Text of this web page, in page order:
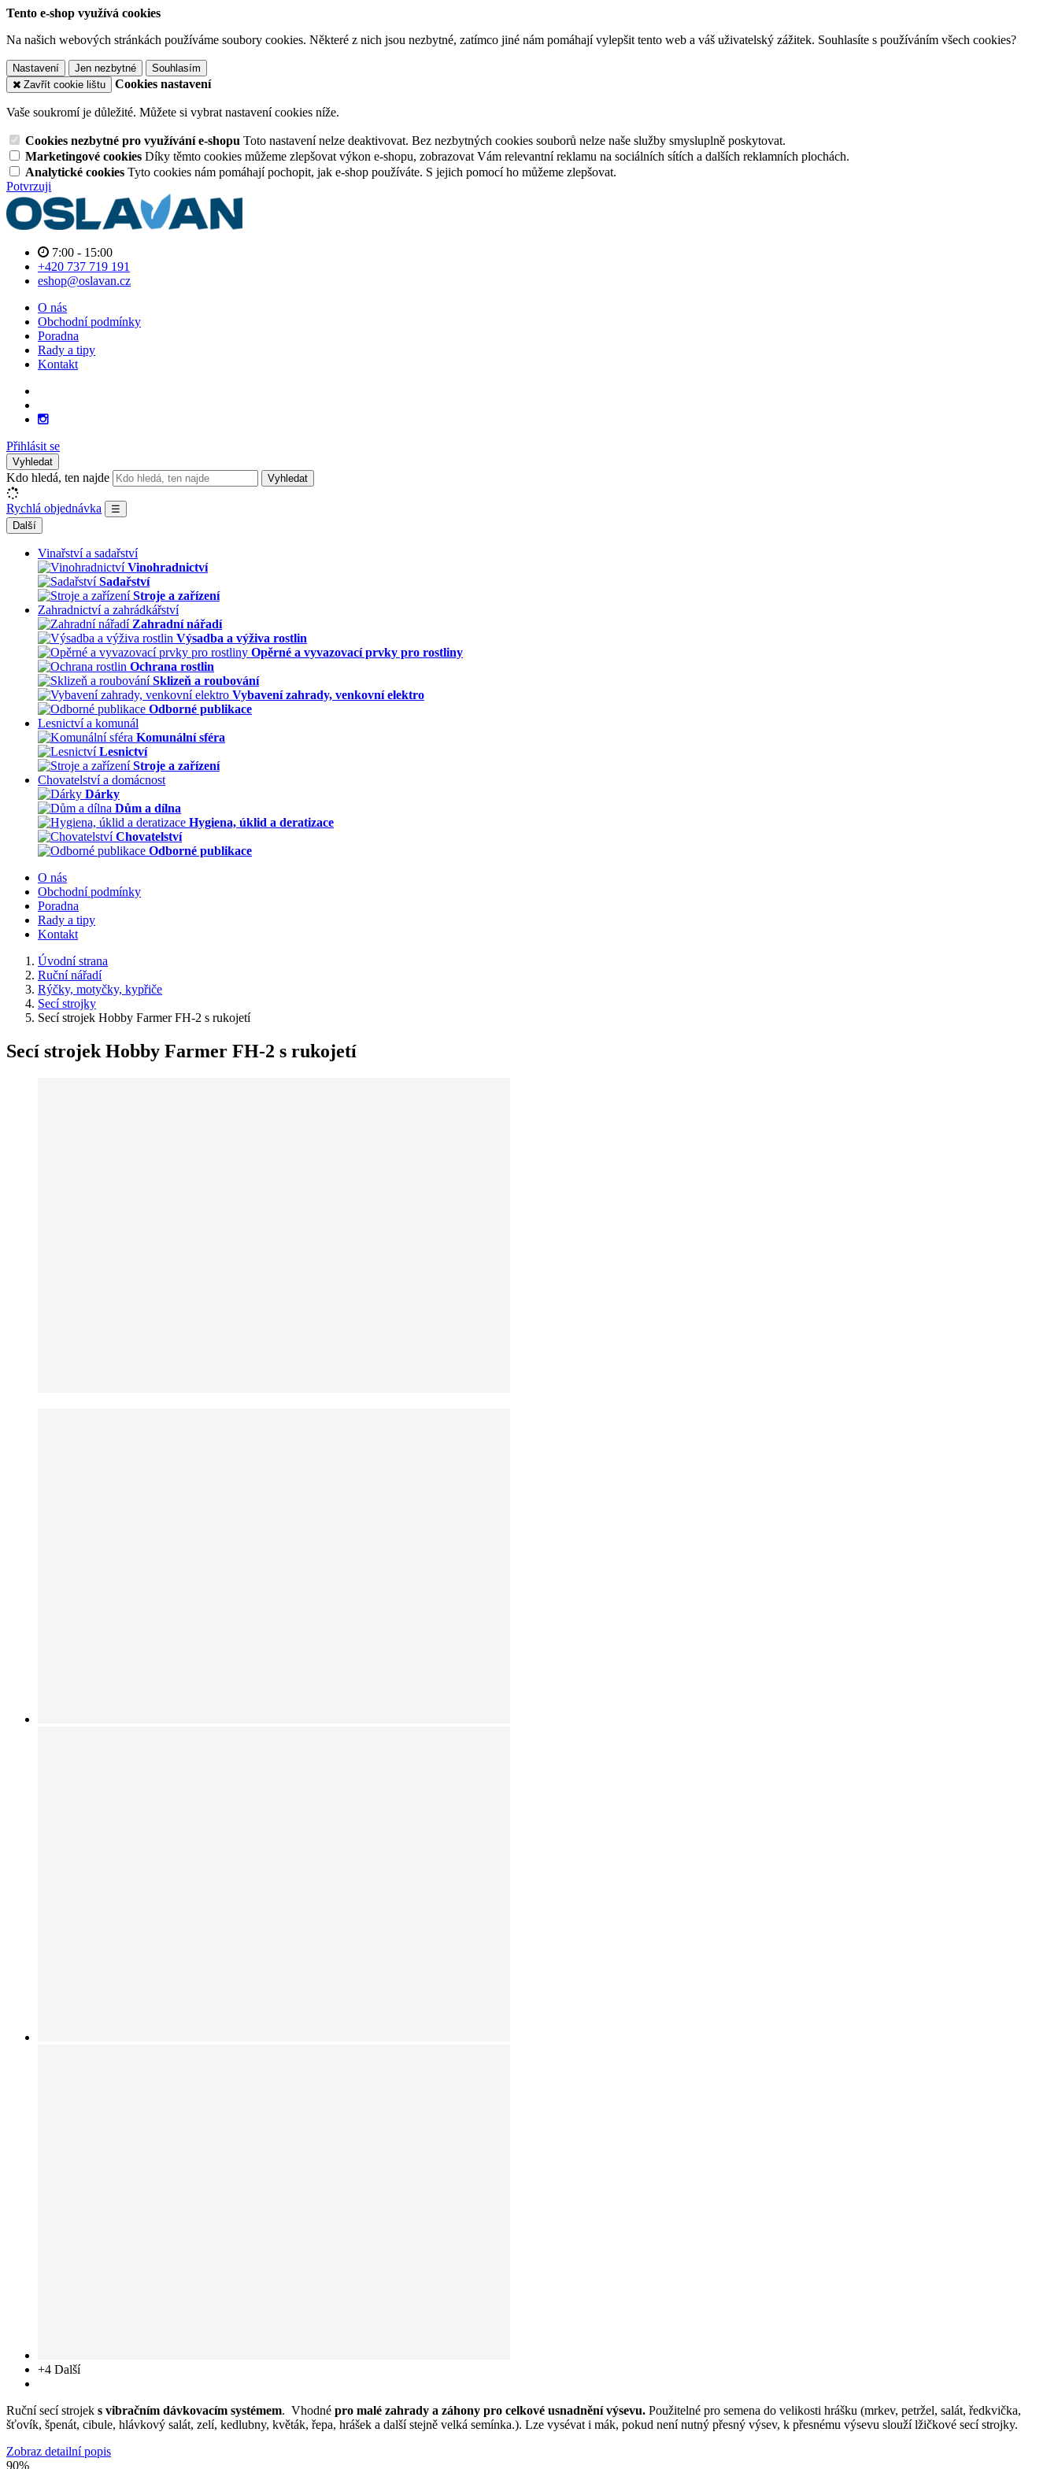
Tento e-shop využívá cookies
Na našich webových stránkách používáme soubory cookies. Některé z nich jsou nezbytné, zatímco jiné nám pomáhají vylepšit tento web a váš uživatelský zážitek. Souhlasíte s používáním všech cookies?
Nastavení Jen nezbytné
Souhlasím
Zavřít cookie lištu
Cookies nastavení
Vaše soukromí je důležité. Můžete si vybrat nastavení cookies níže.
Cookies nezbytné pro využívání e-shopu Toto nastavení nelze deaktivovat. Bez nezbytných cookies souborů nelze naše služby smysluplně poskytovat.
Marketingové cookies Díky těmto cookies můžeme zlepšovat výkon e-shopu, zobrazovat Vám relevantní reklamu na sociálních sítích a dalších reklamních plochách.
Analytické cookies Tyto cookies nám pomáhají pochopit, jak e-shop používáte. S jejich pomocí ho můžeme zlepšovat.
Potvrzuji
7:00 - 15:00
+420 737 719 191
eshop@oslavan.cz
O nás
Obchodní podmínky
Poradna
Rady a tipy
Kontakt
Přihlásit se
Vyhledat
Kdo hledá, ten najde Vyhledat
Rychlá objednávka
☰
Další
Vinařství a sadařství
Vinohradnictví
Sadařství
Stroje a zařízení
Zahradnictví a zahrádkářství
Zahradní nářadí
Výsadba a výživa rostlin
Opěrné a vyvazovací prvky pro rostliny
Ochrana rostlin
Sklizeň a roubování
Vybavení zahrady, venkovní elektro
Odborné publikace
Lesnictví a komunál
Komunální sféra
Lesnictví
Stroje a zařízení
Chovatelství a domácnost
Dárky
Dům a dílna
Hygiena, úklid a deratizace
Chovatelství
Odborné publikace
O nás
Obchodní podmínky
Poradna
Rady a tipy
Kontakt
Úvodní strana
Ruční nářadí
Rýčky, motyčky, kypřiče
Secí strojky
Secí strojek Hobby Farmer FH-2 s rukojetí
Secí strojek Hobby Farmer FH-2 s rukojetí
+4 Další
Ruční secí strojek s vibračním dávkovacím systémem. Vhodné pro malé zahrady a záhony pro celkové usnadnění výsevu. Použitelné pro semena do velikosti hrášku (mrkev, petržel, salát, ředkvička,
šťovík, špenát, cibule, hlávkový salát, zelí, kedlubny, květák, řepa, hrášek a další stejně velká semínka.). Lze vysévat i mák, pokud není nutný přesný výsev, k přesnému výsevu slouží lžičkové secí strojky.
Zobraz detailní popis
90%